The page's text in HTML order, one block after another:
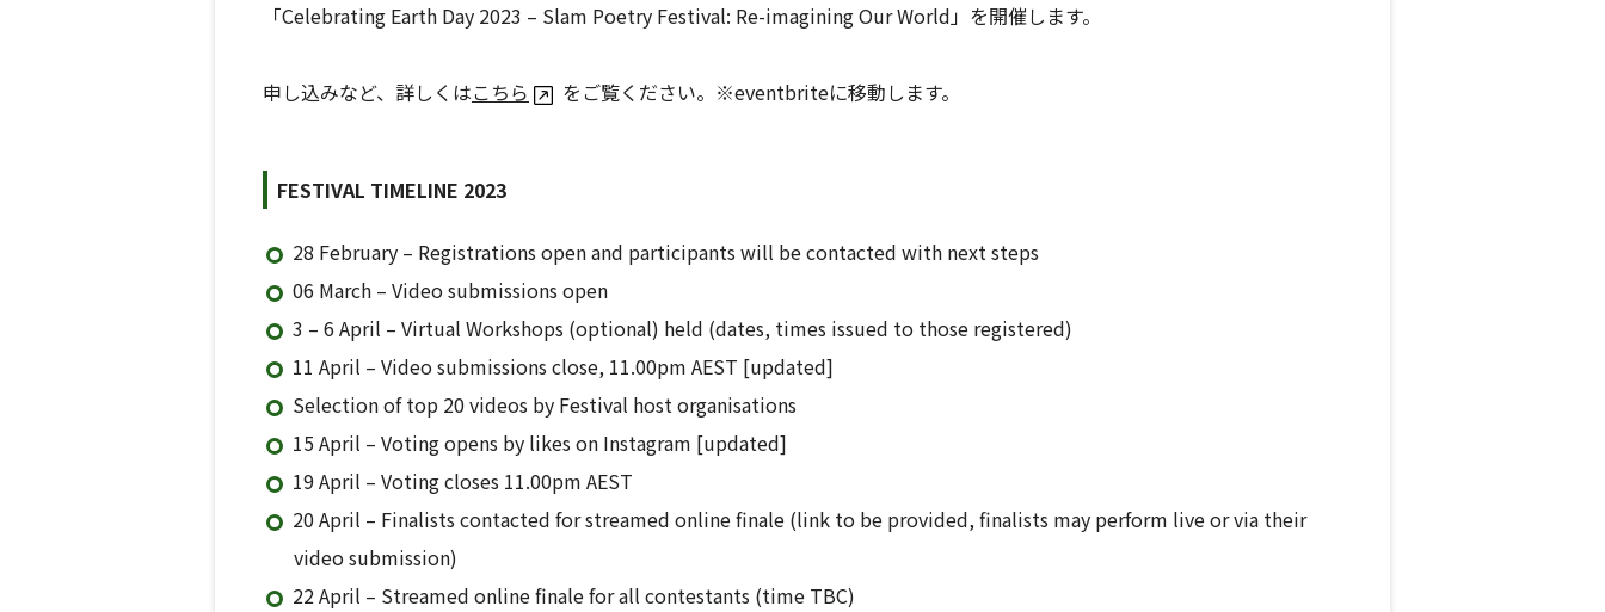
「Celebrating Earth Day 2023 – Slam Poetry Festival: Re-imagining Our World」を開催します。
申し込みなど、詳しくはこちら をご覧ください。※eventbriteに移動します。
FESTIVAL TIMELINE 2023
28 February – Registrations open and participants will be contacted with next steps
06 March – Video submissions open
3 – 6 April – Virtual Workshops (optional) held (dates, times issued to those registered)
11 April – Video submissions close, 11.00pm AEST [updated]
Selection of top 20 videos by Festival host organisations
15 April – Voting opens by likes on Instagram [updated]
19 April – Voting closes 11.00pm AEST
20 April – Finalists contacted for streamed online finale (link to be provided, finalists may perform live or via their
video submission)
22 April – Streamed online finale for all contestants (time TBC)